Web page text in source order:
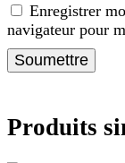
Enregistrer
navigateur pour
Produits